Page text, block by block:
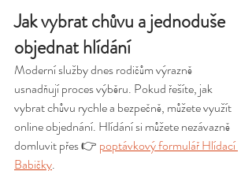
Jak vybrat chůvu a jednoduše
objednat hlídání
Moderní služby dnes rodičům výrazně
usnadňují proces výběru. Pokud řešíte, jak
vybrat chůvu rychle a bezpečně, můžete využít
online objednání. Hlídání si můžete nezávazně
domluvit přes 👉 poptávkový formulář Hlídací
Babičky.